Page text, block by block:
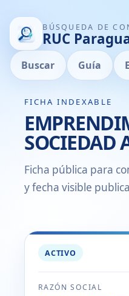
BÚSQUEDA DE
RUC
Buscar Guía
FICHA INDEXABLE
SOCIEDAD
Ficha pública para
y fecha visible
ACTIVO
RAZÓN SOCIAL